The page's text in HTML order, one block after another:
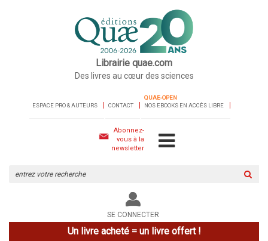
Librairie quae.com
Des livres au cœur des sciences
ESPACE PRO & AUTEURS CONTACT
QUAE-OPEN
NOS EBOOKS EN ACCÈS LIBRE
Abonnez-
vous à la
newsletter
le
site
SE CONNECTER
Un livre acheté = un livre offert !